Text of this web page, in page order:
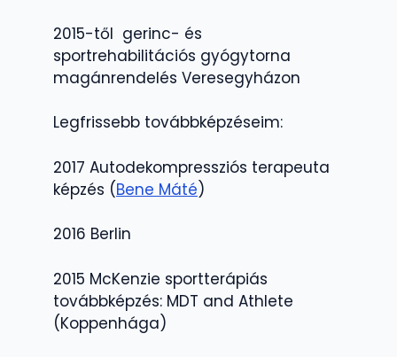
2015-től gerinc- és
sportrehabilitációs gyógytorna
magánrendelés Veresegyházon
Legfrissebb továbbképzéseim:
2017 Autodekompressziós terapeuta
képzés (Bene Máté)
2016 Berlin
2015 McKenzie sportterápiás
továbbképzés: MDT and Athlete
(Koppenhága)